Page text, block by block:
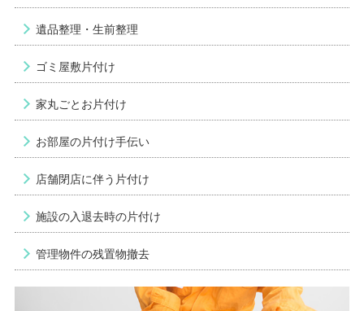
遺品整理・生前整理
ゴミ屋敷片付け
家丸ごとお片付け
お部屋の片付け手伝い
店舗閉店に伴う片付け
施設の入退去時の片付け
管理物件の残置物撤去